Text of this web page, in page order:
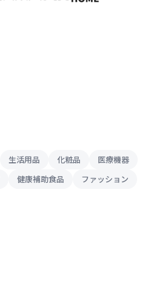
生活用品 化粧品
医療機器
健康補助食品 ファッション